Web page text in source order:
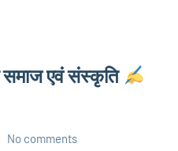
एवं संस्कृति
No comments